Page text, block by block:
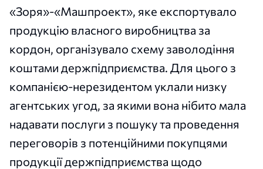
«Зоря»-«Машпроект», яке експортувало
продукцію власного виробництва за
кордон, організувало схему заволодіння
коштами держпідприємства. Для цього з
компанією-нерезидентом уклали низку
агентських угод, за якими вона нібито мала
надавати послуги з пошуку та проведення
переговорів з потенційними покупцями
продукції держпідприємства щодо